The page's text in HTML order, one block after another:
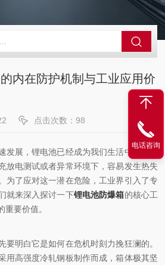
内在防护机制与工业应用价
点击次数：98
展，锂电池已经成为我们生活中关键的
放电测试或者异常环境下，容易发生热失
为了应对这一潜在危险，工业界引入了专
就来深入探讨一下锂电池防爆箱的核心工
要价值。
明白它是如何在危机时刻力挽狂澜的。
用高强度冷轧钢板制作而成，箱体极其坚
电话咨询